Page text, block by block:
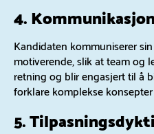
4.
Kandidaten kommuniserer
motiverende, slik at team og
retning og blir engasjert til å
forklare komplekse
5.